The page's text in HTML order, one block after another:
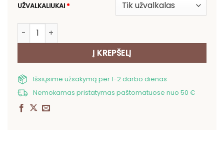
UŽVALKALIUKAI*
produkto kiekis: Pagalvės užvalkalas Škotų terjeras
Į KREPŠELĮ
Išsiųsime užsakymą per 1-2 darbo dienas
Nemokamas pristatymas paštomatuose nuo 50 €